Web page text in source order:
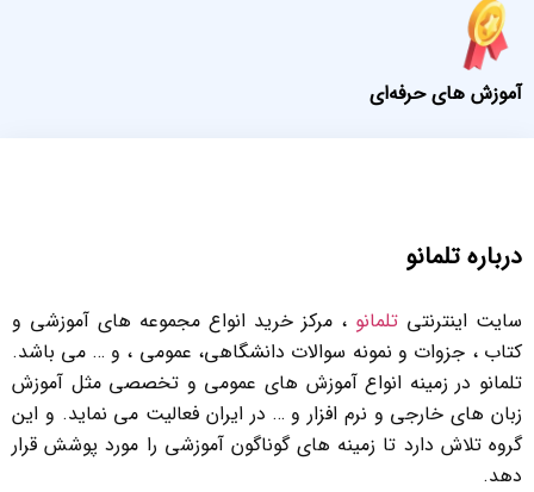
آموزش های حرفه‌ای
درباره تلمانو
سایت اینترنتی تلمانو ، مرکز خرید انواع مجموعه های آموزشی و
کتاب ، جزوات و نمونه سوالات دانشگاهی، عمومی ، و … می باشد.
تلمانو در زمینه انواع آموزش های عمومی و تخصصی مثل آموزش
زبان های خارجی و نرم افزار و … در ایران فعالیت می نماید. و این
گروه تلاش دارد تا زمینه های گوناگون آموزشی را مورد پوشش قرار
دهد.